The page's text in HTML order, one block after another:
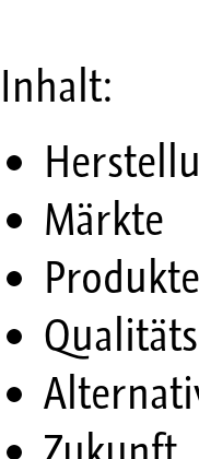
Inhalt:
Märkte
Produkte